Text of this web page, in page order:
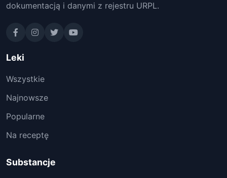
dokumentacją i danymi z rejestru URPL.
Leki
Wszystkie
Najnowsze
Popularne
Na receptę
Substancje